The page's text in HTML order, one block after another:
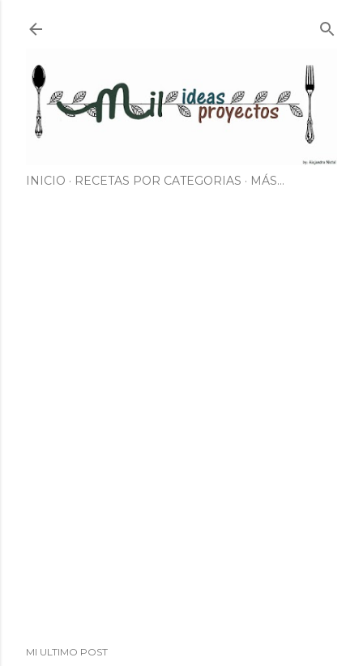
INICIO RECETAS POR CATEGORIAS MÁS…
MI ULTIMO POST